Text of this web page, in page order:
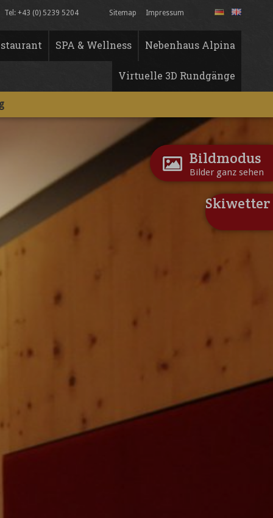
Sitemap Impressum
Tel: +43 (0) 5239 5204
SPA & Wellness Nebenhaus Alpina
Virtuelle 3D Rundgänge
Bildmodus
Bilder ganz sehen
Skiwetter